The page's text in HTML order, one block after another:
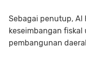
Sebagai penutup, Al
keseimbangan
pembangunan